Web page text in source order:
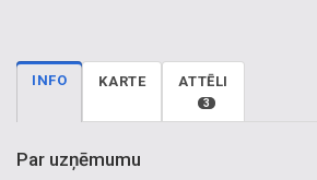
INFO KARTE ATTĒLI
3
Par uzņēmumu